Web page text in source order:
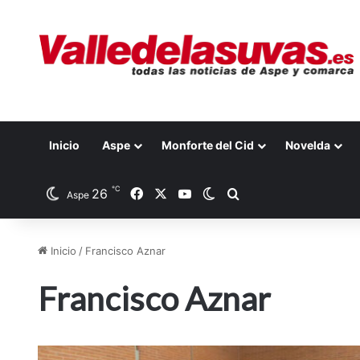
Inicio Aspe Monforte del Cid Novelda
Aspe 26 ℃ FacebookYouTubeSwitch skin
Inicio / Francisco Aznar
Francisco Aznar